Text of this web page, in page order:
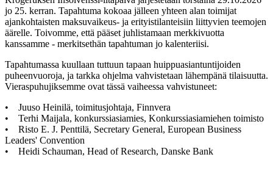
jo 25. kerran. Tapahtuma kokoaa jälleen yhteen alan toimijat
ajankohtaisten maksuvaikeus- ja erityistilanteisiin liittyvien teemojen
äärelle. Toivomme, että pääset juhlistamaan merkkivuotta
kanssamme - merkitsethän tapahtuman jo kalenteriisi.
Tapahtumassa kuullaan tuttuun tapaan huippuasiantuntijoiden
puheenvuoroja, ja tarkka ohjelma vahvistetaan lähempänä tilaisuutta.
Vieraspuhujiksemme ovat tässä vaiheessa vahvistuneet:
• Juuso Heinilä, toimitusjohtaja, Finnvera
• Terhi Maijala, konkurssiasiamies, Konkurssiasiamiehen toimisto
• Risto E. J. Penttilä, Secretary General, European Business
Leaders' Convention
• Heidi Schauman, Head of Research, Danske Bank